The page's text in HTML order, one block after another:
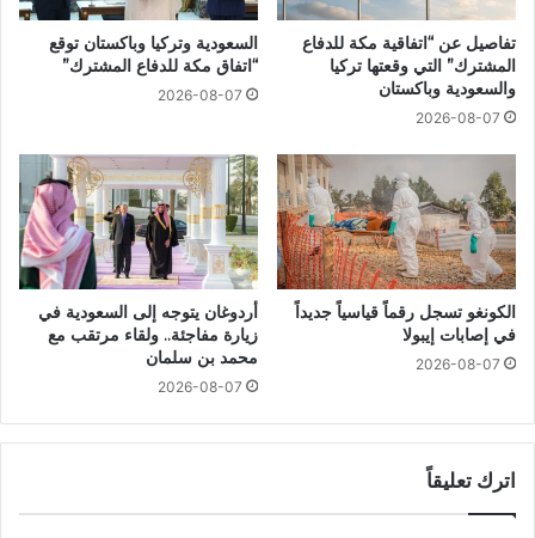
تفاصيل عن “اتفاقية مكة للدفاع
المشترك” التي وقعتها تركيا
والسعودية وباكستان
2026-08-07
السعودية وتركيا وباكستان توقع
“اتفاق مكة للدفاع المشترك”
2026-08-07
الكونغو تسجل رقماً قياسياً جديداً
في إصابات إيبولا
2026-08-07
أردوغان يتوجه إلى السعودية في
زيارة مفاجئة.. ولقاء مرتقب مع
محمد بن سلمان
2026-08-07
اترك تعليقاً